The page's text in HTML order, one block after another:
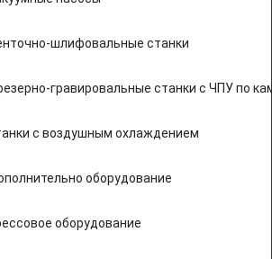
шлифовальные станки
гравировальные станки с ЧПУ по
с воздушным охлаждением
оборудование
оборудование